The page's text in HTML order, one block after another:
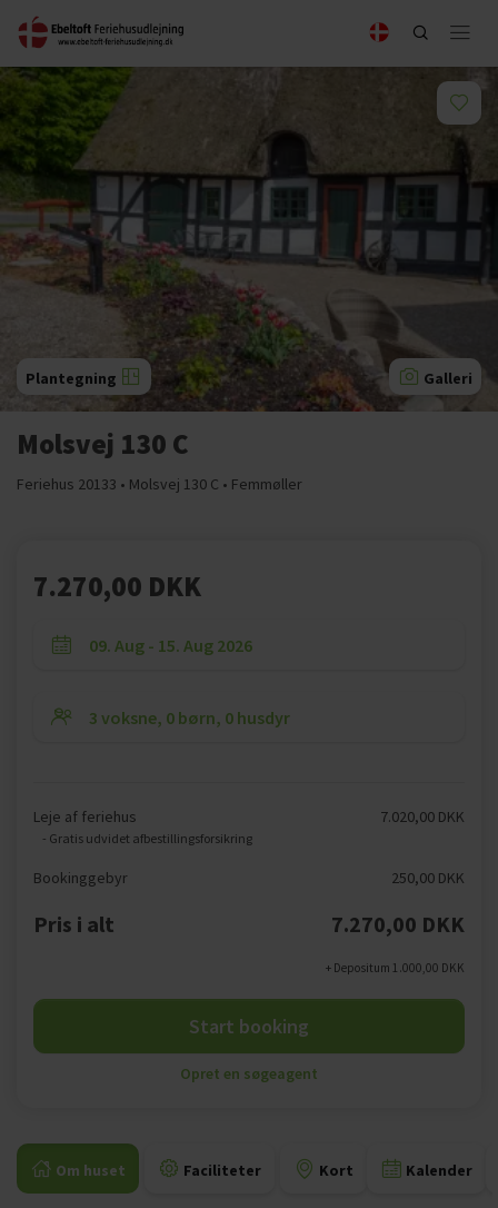
Plantegning Galleri
Molsvej 130 C
Feriehus 20133 • Molsvej 130 C • Femmøller
Om huset Faciliteter Kort Kalender
7.270,00 DKK
Leje af feriehus
- Gratis udvidet afbestillingsforsikring
7.020,00 DKK
Bookinggebyr 250,00 DKK
Pris i alt 7.270,00 DKK
+ Depositum 1.000,00 DKK
Start booking
Opret en søgeagent